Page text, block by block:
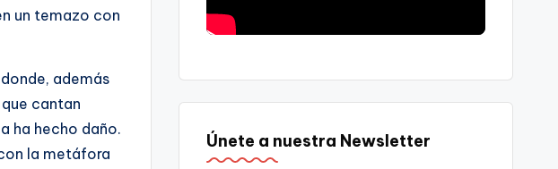
un temazo con
además
cantan
ha hecho daño.
la metáfora
Únete a nuestra Newsletter